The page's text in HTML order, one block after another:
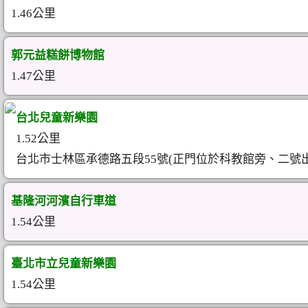
1.46公里
郭元益糕餅博物館
1.47公里
台北兒童新樂園
1.52公里
台北市士林區承德路五段55號(正門位於科教館旁、二號
基隆河河濱自行車道
1.54公里
臺北市立兒童新樂園
1.54公里